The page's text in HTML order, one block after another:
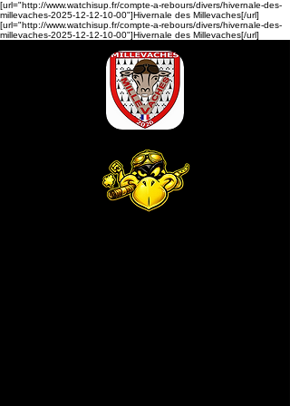
[url="http://www.watchisup.fr/compte-a-rebours/divers/hivernale-des-
millevaches-2025-12-12-10-00"]Hivernale des Millevaches[/url]
[url="http://www.watchisup.fr/compte-a-rebours/divers/hivernale-des-
millevaches-2025-12-12-10-00"]Hivernale des Millevaches[/url]